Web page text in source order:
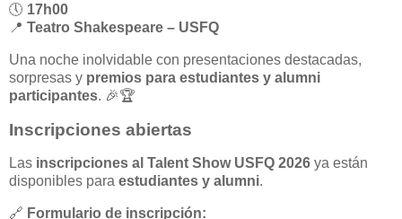
🕔 17h00
📍 Teatro Shakespeare – USFQ
Una noche inolvidable con presentaciones destacadas,
sorpresas y premios para estudiantes y alumni
participantes. 🎉🏆
Inscripciones abiertas
Las inscripciones al Talent Show USFQ 2026 ya están
disponibles para estudiantes y alumni.
🔗 Formulario de inscripción: